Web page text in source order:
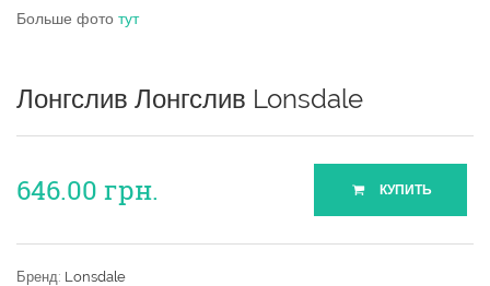
Больше фото тут
Лонгслив Лонгслив Lonsdale
646.00 грн. КУПИТЬ
Бренд: Lonsdale